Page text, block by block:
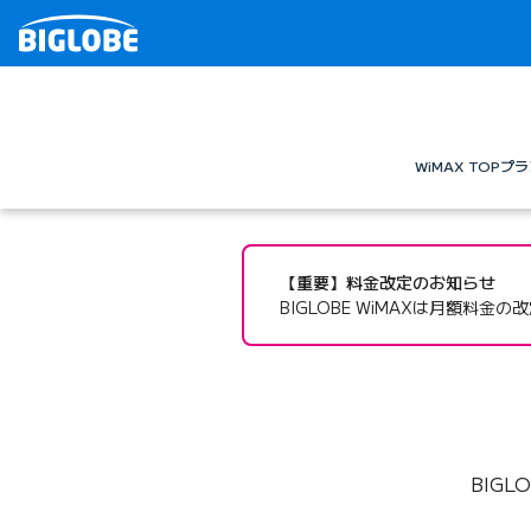
WiMAX TOPプ
【重要】料金改定のお知らせ
BIGLOBE WiMAXは月額料金の